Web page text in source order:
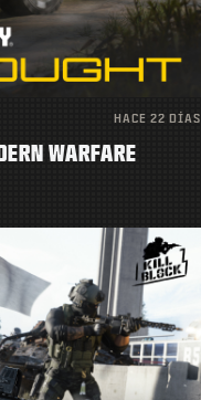
HACE 22 DÍAS
WARFARE